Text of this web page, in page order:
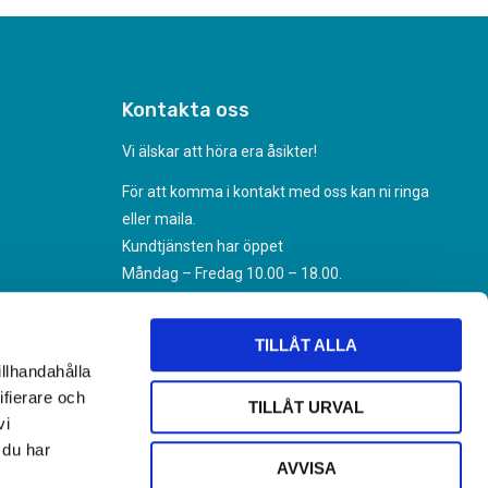
och
har
TILLÅT ALLA
TILLÅT URVAL
AVVISA
Kontakta oss
Vi älskar att höra era åsikter!
För att komma i kontakt med oss kan ni ringa
eller maila.
Kundtjänsten har öppet
Måndag – Fredag 10.00 – 18.00.
070-494 31 35
Kundtjanst@nikoteket.se